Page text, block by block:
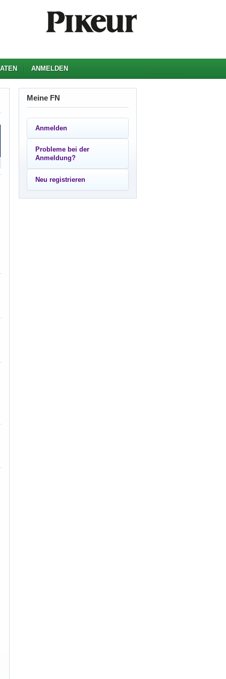
ANMELDEN
Meine FN
Anmelden
Probleme bei der
Anmeldung?
Neu registrieren